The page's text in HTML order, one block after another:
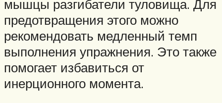
мышцы разгибатели туловища. Для
предотвращения этого можно
рекомендовать медленный темп
выполнения упражнения. Это также
помогает избавиться от
инерционного момента.